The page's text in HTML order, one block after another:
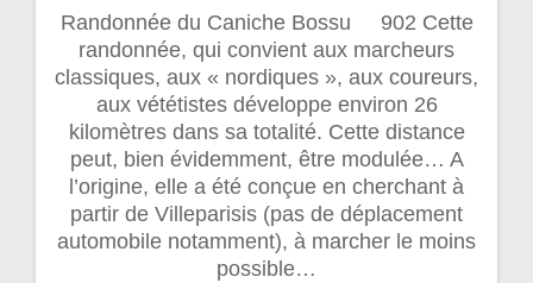
Randonnée du Caniche Bossu 902 Cette
randonnée, qui convient aux marcheurs
classiques, aux « nordiques », aux coureurs,
aux vététistes développe environ 26
kilomètres dans sa totalité. Cette distance
peut, bien évidemment, être modulée… A
l’origine, elle a été conçue en cherchant à
partir de Villeparisis (pas de déplacement
automobile notamment), à marcher le moins
possible…